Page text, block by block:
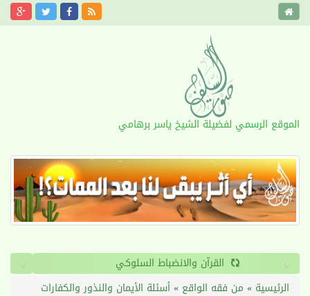
الموقع الرسمي لفضيلة الشيخ ياسر برهامي
القرآن والانضباط السلوكي ‹
›
الرئيسية » من فقه الواقع »أسئلة الأيمان والنذور والكفارات